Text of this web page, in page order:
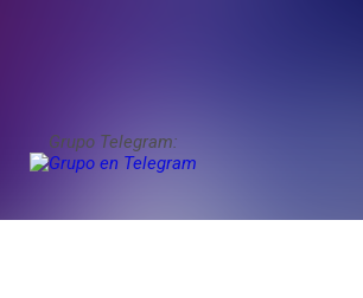
Grupo Telegram: